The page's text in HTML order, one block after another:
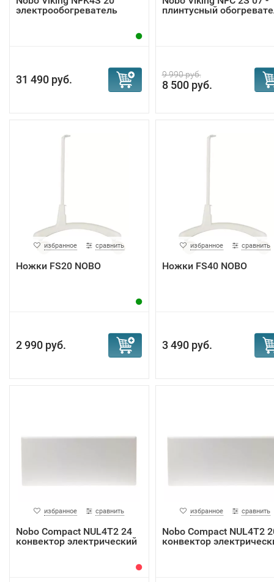
электрообогреватель
31 490 руб.
плинтусный
9 990 руб.
8 500 руб.
избранное сравнить
Ножки FS20 NOBO
2 990 руб.
избранное сравнить
Ножки FS40 NOBO
3 490 руб.
избранное сравнить
Nobo Compact NUL4T2 24
конвектор электрический
избранное сравнить
Nobo Compact NUL4T2
конвектор